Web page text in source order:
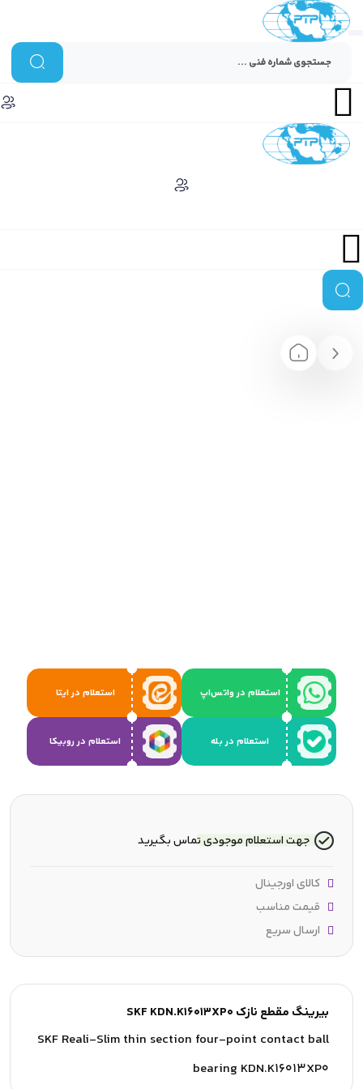
استعلام در واتس‌اپ استعلام در ایتا
استعلام در بله استعلام در روبیکا
بیرینگ مقطع نازک SKF KDN.K16013XP0
SKF Reali-Slim thin section four-point contact ball
bearing KDN.K16013XP0
جهت استعلام موجودی تماس بگیرید
کالای اورجینال
قیمت مناسب
ارسال سریع